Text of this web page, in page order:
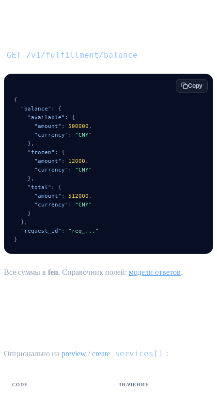
GET /v1/fulfillment/balance
Copy
{
"balance" :
{
"available" :
{
"amount" : 500000 ,
"currency" :
"CNY"
} ,
"frozen" :
{
"amount" : 12000 ,
"currency" :
"CNY"
} ,
"total" :
{
"amount" : 512000 ,
"currency" :
"CNY"
}
} ,
"request_id" :
"req_..."
}
Все суммы в fen. Справочник полей: модели ответов.
Опционально на preview /create services[] :
CODE ЗНАЧЕНИЕ